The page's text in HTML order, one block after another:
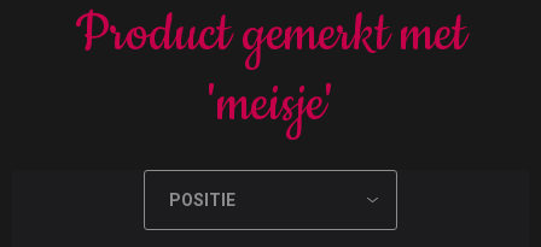
Product gemerkt met
'meisje'